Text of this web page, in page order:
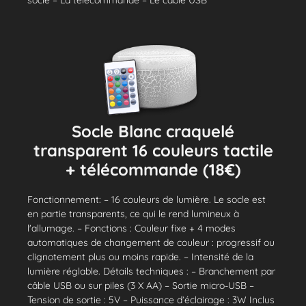
Socle Blanc craquelé
transparent 16 couleurs tactile
+ télécommande (18€)
Fonctionnement: – 16 couleurs de lumière. Le socle est
en partie transparents, ce qui le rend lumineux à
l'allumage. – Fonctions : Couleur fixe + 4 modes
automatiques de changement de couleur : progressif ou
clignotement plus ou moins rapide. – Intensité de la
lumière réglable. Détails techniques : – Branchement par
câble USB ou sur piles (3 X AA) – Sortie micro-USB –
Tension de sortie : 5V – Puissance d’éclairage : 3W Inclus